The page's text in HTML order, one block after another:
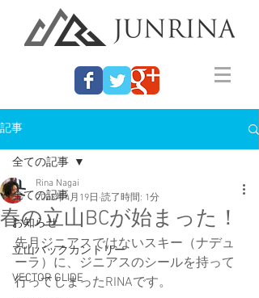
記事
全ての記事
お知らせ
立山バックカントリー
VECTOR GLIDE
全ての記事
春の立山BCが始まった！
Rina Nagai
2023年4月19日 読了時間: 1分
先月ジニアスではないスキー（ナデュ
ーラ）に、ジニアスのシールを持って
行ってしまったRINAです。